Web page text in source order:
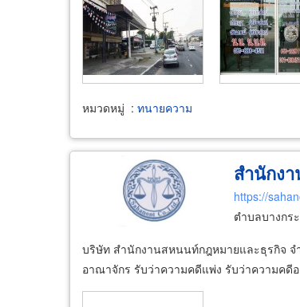
หมวดหมู่ : ทนายความ
สำนักง
https://
ตำบลบางกร
บริษัท สำนักงานสหนนท์กฎหมายและธุรกิจ
อาณาจักร รับว่าความคดีแพ่ง รับว่าความคดี